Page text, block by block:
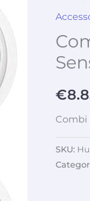
€
Combi
SKU: